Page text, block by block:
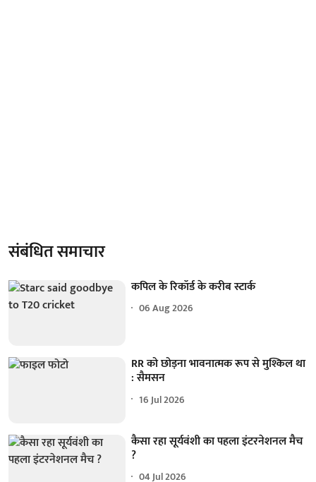
संबंधित समाचार
कपिल के रिकॉर्ड के करीब स्टार्क
06 Aug 2026
RR को छोड़ना भावनात्मक रूप से मुश्किल था
: सैमसन
16 Jul 2026
कैसा रहा सूर्यवंशी का पहला इंटरनेशनल मैच
?
04 Jul 2026